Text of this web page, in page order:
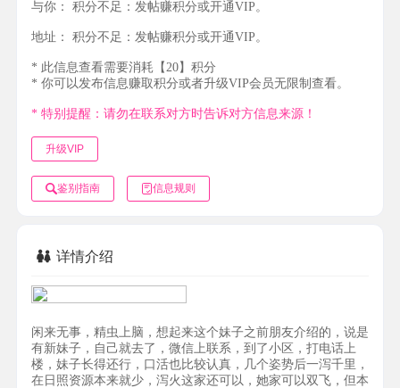
与你： 积分不足：发帖赚积分或开通VIP。
地址： 积分不足：发帖赚积分或开通VIP。
* 此信息查看需要消耗【20】积分
* 你可以发布信息赚取积分或者升级VIP会员无限制查看。
* 特别提醒：请勿在联系对方时告诉对方信息来源！
升级VIP
鉴别指南 信息规则
详情介绍
闲来无事，精虫上脑，想起来这个妹子之前朋友介绍的，说是
有新妹子，自己就去了，微信上联系，到了小区，打电话上
楼，妹子长得还行，口活也比较认真，几个姿势后一泻千里，
在日照资源本来就少，泻火这家还可以，她家可以双飞，但本